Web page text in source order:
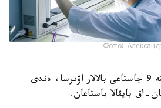
Фото:
بۇل دەرتپەن بۇرىن كوبىنە 9 جاستاعى بالالار اۋىرسا، ەندى